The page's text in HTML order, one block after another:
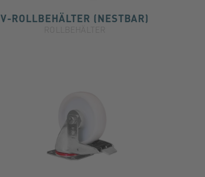
V-ROLLBEHÄLTER (NESTBAR)
ROLLBEHÄLTER